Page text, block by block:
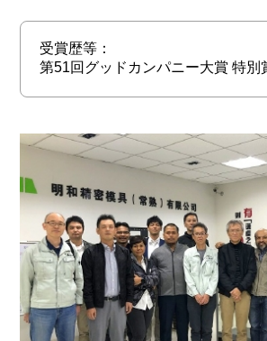
受賞歴等：
第51回グッドカンパニー大賞 特別